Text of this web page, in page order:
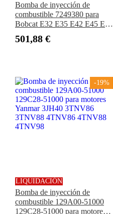
Bomba de inyección de
combustible 7249380 para
Bobcat E32 E35 E42 E45 E50
S550 S570 S590 S595 S630
501,88 €
-19%
LIQUIDACIÓN
Bomba de inyección de
combustible 129A00-51000
129C28-51000 para motores